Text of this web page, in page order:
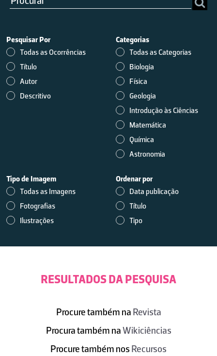
Pesquisar Por
Todas as Ocorrências
Título
Autor
Descritivo
Categorias
Todas as Categorias
Biologia
Física
Geologia
Introdução às Ciências
Matemática
Química
Astronomia
Tipo de Imagem
Todas as Imagens
Fotografias
Ilustrações
Ordenar por
Data publicação
Título
Tipo
RESULTADOS DA PESQUISA
Procure também na Revista
Procura também naWikiciências
Procure também nos Recursos